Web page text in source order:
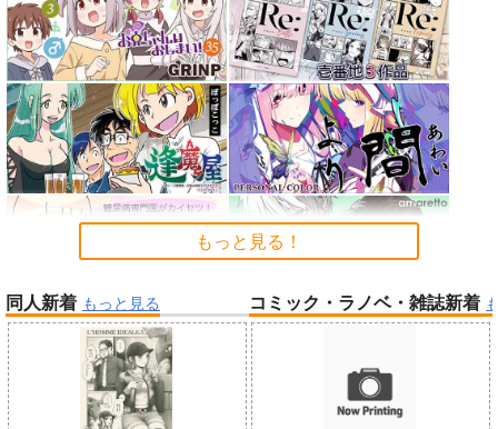
孤独だった国民的美少女の妹を一晩
泊めたら懐かれた
人狼機ウィンヴルガ ー叛逆篇ー 5
魔王マーラ煩悩学園 ～勇者、教師に
時々ボソッとロシア語でデレる勇者
のアーリャさん
帝国機神ヴォルカミオン 2 ふかふかダンジョン攻略記 19
Peachful Story(通常盤)/桃鈴
ねね
アイドルマスター ミリオンラ
イブ！
「少女☆歌劇 レヴュースタァ
ライト」スペシャルライブ “St
arry Horizon” Blu-ray(初回限
「魔法少女リリカルなのは EX
CEEDS Gun Blaze Vengeanc
e」オープニングテーマ CRIM
SON BULLET/水樹奈々
もっと見る！
同人新着 もっと見る コミック・ラノベ・雑誌新着